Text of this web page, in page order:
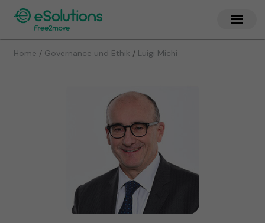
Home / Governance und Ethik / Luigi Michi